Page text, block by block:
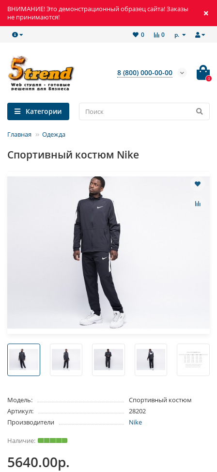
ВНИМАНИЕ! Это демонстрационный образец сайта! Заказы
не принимаются!
р.
0
0
8 (800) 000-00-00
0
Категории
Главная Одежда
Спортивный костюм Nike
Модель:
Спортивный костюм
Артикул:
28202
Производители
Nike
5640.00р.